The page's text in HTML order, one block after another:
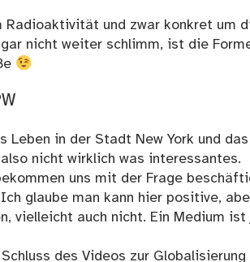
Radioaktivität und zwar konkret um
nicht weiter schlimm, ist die
Leben in der Stadt New York und
nicht wirklich was interessantes.
uns mit der Frage
glaube man kann hier positive,
vielleicht auch nicht. Ein Medium
des Videos zur